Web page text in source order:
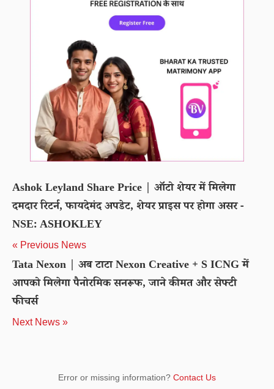
Ashok Leyland Share Price | ऑटो शेयर में मिलेगा
दमदार रिटर्न, फायदेमंद अपडेट, शेयर प्राइस पर होगा असर -
NSE: ASHOKLEY
« Previous News
Tata Nexon | अब टाटा Nexon Creative + S ICNG में
आपको मिलेगा पैनोरमिक सनरूफ, जाने कीमत और सेफ्टी
फीचर्स
Next News »
Error or missing information? Contact Us